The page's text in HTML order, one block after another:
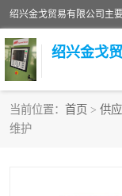
绍兴金戈
当前位置： 首页 > 供
维护
二手空压机